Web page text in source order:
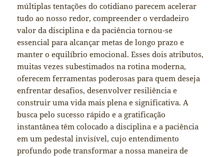
múltiplas tentações do cotidiano parecem acelerar
tudo ao nosso redor, compreender o verdadeiro
valor da disciplina e da paciência tornou-se
essencial para alcançar metas de longo prazo e
manter o equilíbrio emocional. Esses dois atributos,
muitas vezes subestimados na rotina moderna,
oferecem ferramentas poderosas para quem deseja
enfrentar desafios, desenvolver resiliência e
construir uma vida mais plena e significativa. A
busca pelo sucesso rápido e a gratificação
instantânea têm colocado a disciplina e a paciência
em um pedestal invisível, cujo entendimento
profundo pode transformar a nossa maneira de